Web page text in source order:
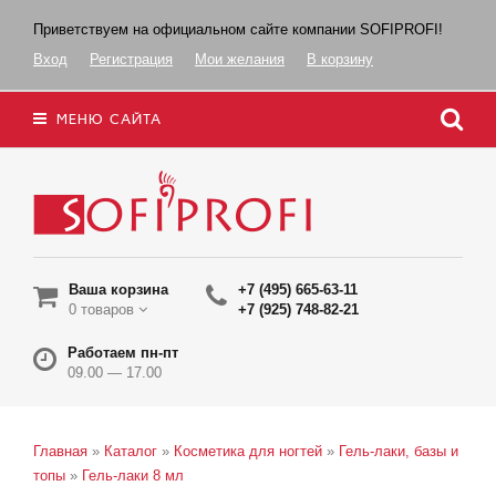
Приветствуем на официальном сайте компании SOFIPROFI!
Вход
Регистрация Мои желания В корзину
МЕНЮ САЙТА
Ваша корзина
0 товаров
+7 (495) 665-63-11
+7 (925) 748-82-21
Работаем пн-пт
09.00 — 17.00
Главная » Каталог » Косметика для ногтей » Гель-лаки, базы и
топы » Гель-лаки 8 мл